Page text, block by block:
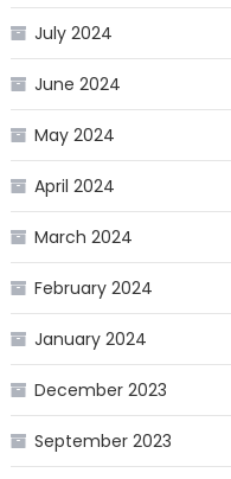
July 2024
June 2024
May 2024
April 2024
March 2024
February 2024
January 2024
December 2023
September 2023